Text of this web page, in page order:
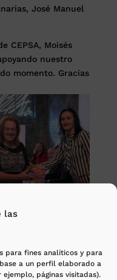
las
para fines analíticos y para
a un perfil elaborado a
páginas visitadas).
José Manuel
CEPSA, Moisés
nuestro
momento. Gracias
Social de Cepsa 2015